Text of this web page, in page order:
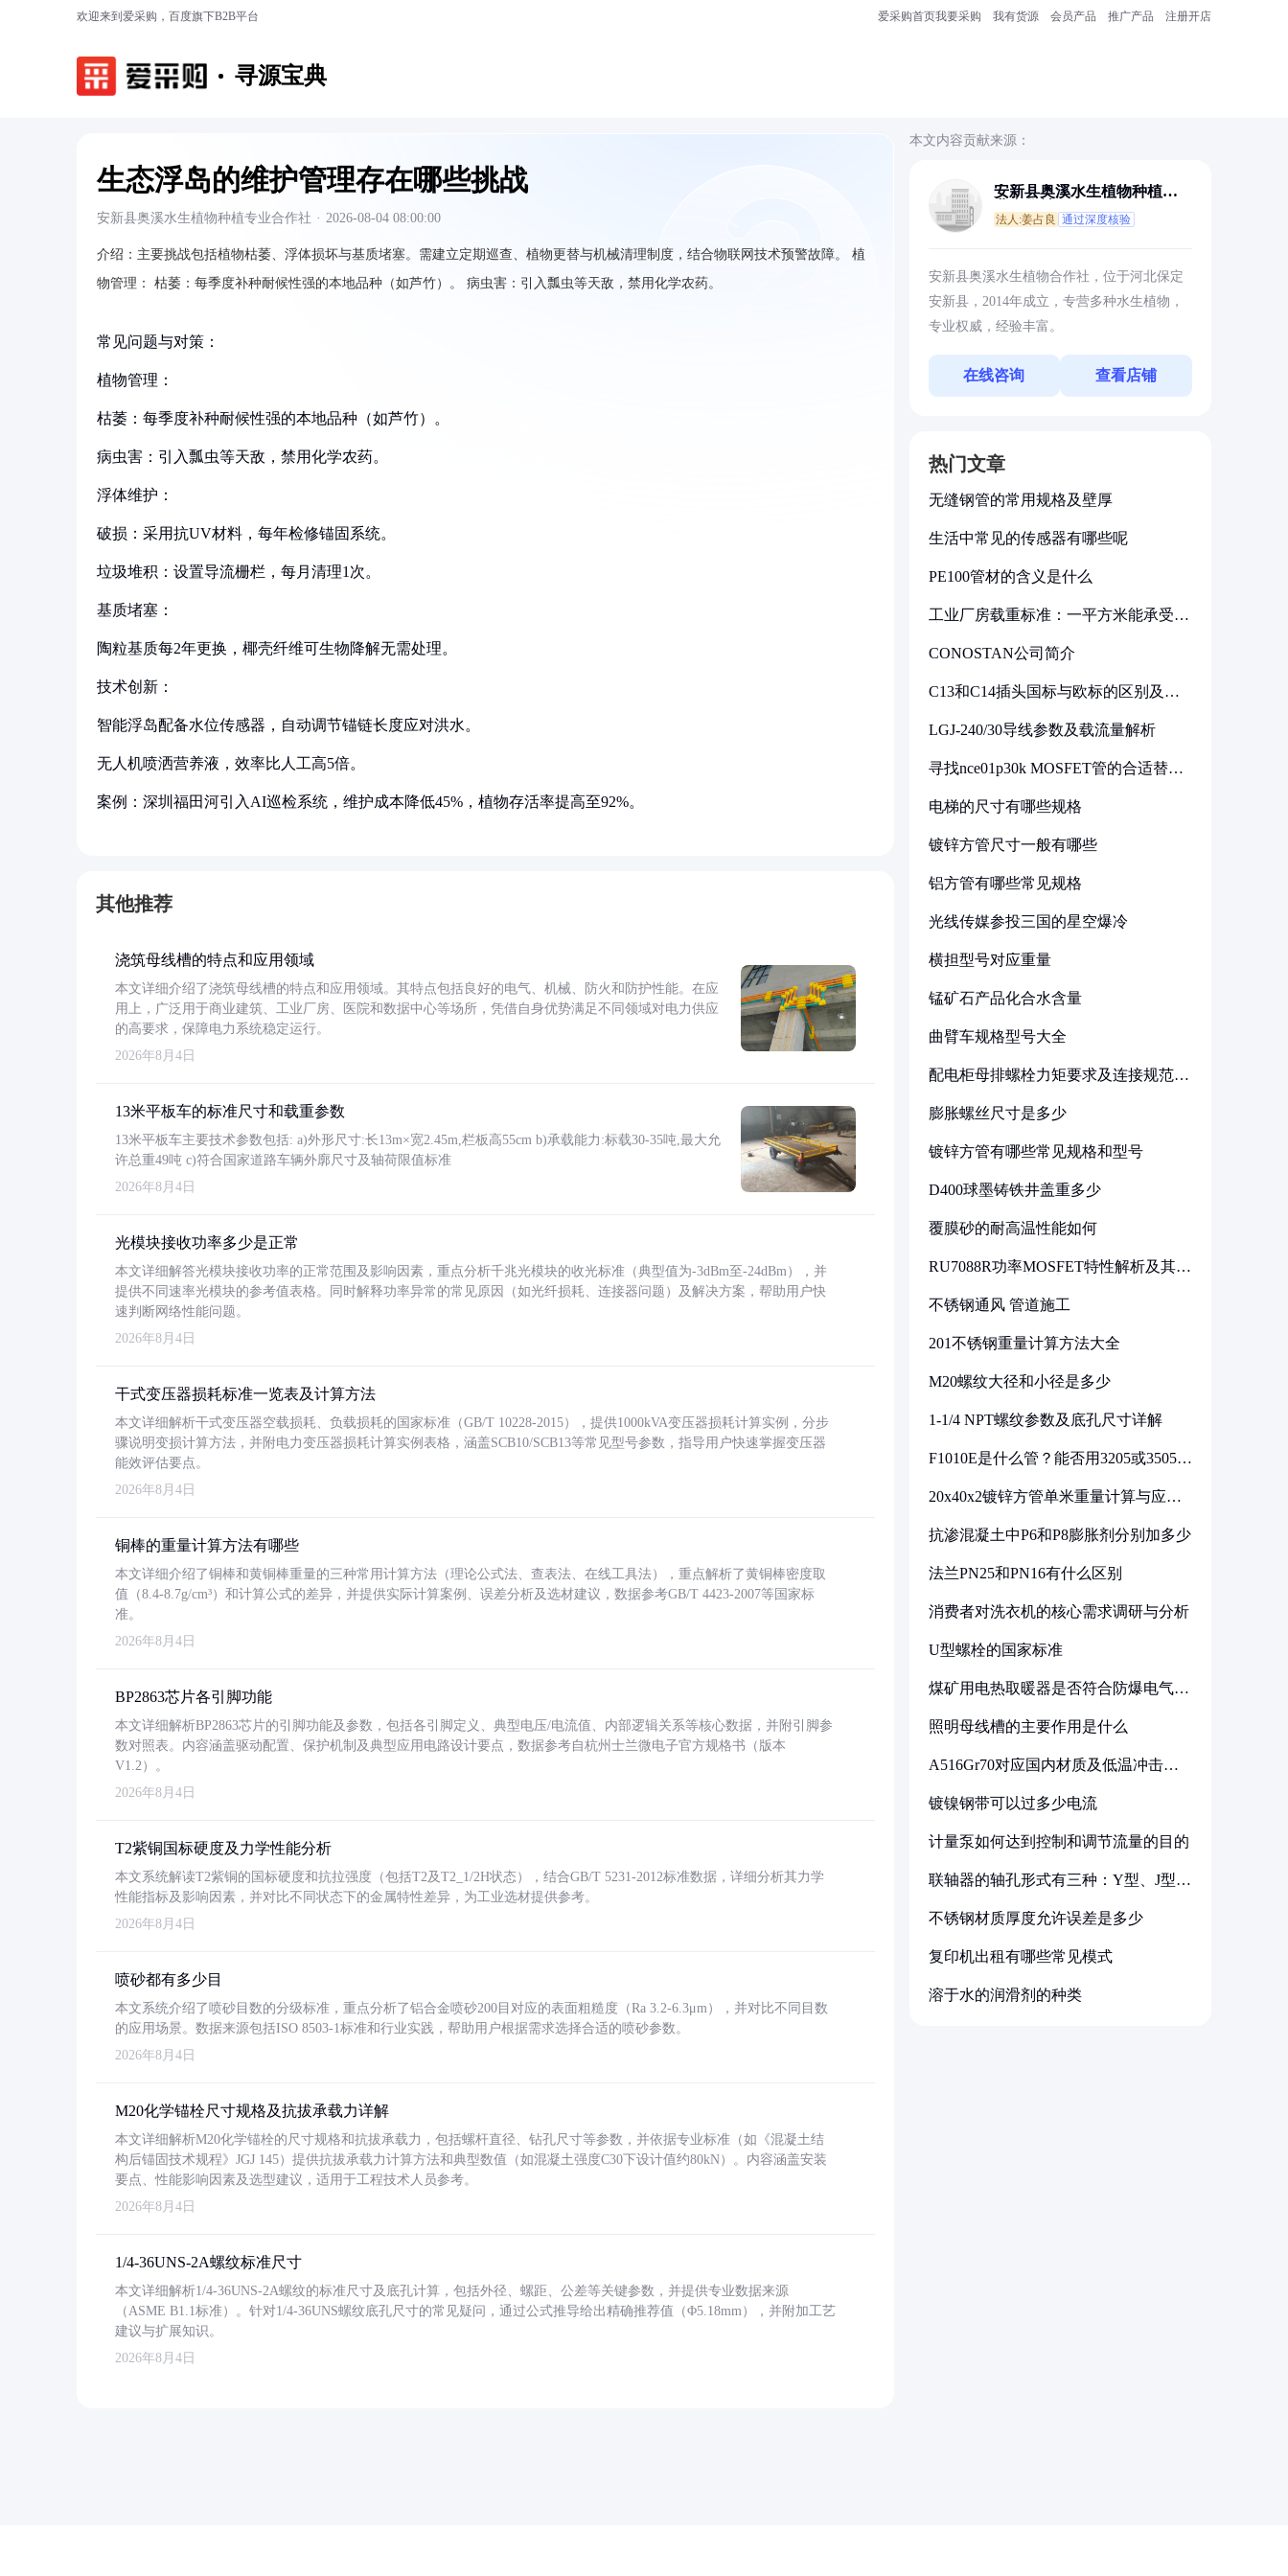
欢迎来到爱采购，百度旗下B2B平台 爱采购首页我要采购 我有货源 会员产品 推广产品 注册开店
寻源宝典
生态浮岛的维护管理存在哪些挑战
安新县奥溪水生植物种植专业合作社 · 2026-08-04 08:00:00
介绍： 主要挑战包括植物枯萎、浮体损坏与基质堵塞。需建立定期巡查、植物更替与机械清理制度，结合物联网技术预警故障。 植
物管理：
枯萎：每季度补种耐候性强的本地品种（如芦竹）。 病虫害：引入瓢虫等天敌，禁用化学农药。
常见问题与对策：
植物管理：
枯萎：每季度补种耐候性强的本地品种（如芦竹）。
病虫害：引入瓢虫等天敌，禁用化学农药。
浮体维护：
破损：采用抗UV材料，每年检修锚固系统。
垃圾堆积：设置导流栅栏，每月清理1次。
基质堵塞：
陶粒基质每2年更换，椰壳纤维可生物降解无需处理。
技术创新：
智能浮岛配备水位传感器，自动调节锚链长度应对洪水。
无人机喷洒营养液，效率比人工高5倍。
案例：深圳福田河引入AI巡检系统，维护成本降低45%，植物存活率提高至92%。
其他推荐
浇筑母线槽的特点和应用领域
本文详细介绍了浇筑母线槽的特点和应用领域。其特点包括良好的电气、机械、防火和防护性能。在应
用上，广泛用于商业建筑、工业厂房、医院和数据中心等场所，凭借自身优势满足不同领域对电力供应
的高要求，保障电力系统稳定运行。
2026年8月4日
13米平板车的标准尺寸和载重参数
13米平板车主要技术参数包括: a)外形尺寸:长13m×宽2.45m,栏板高55cm b)承载能力:标载30-35吨,最大允
许总重49吨 c)符合国家道路车辆外廓尺寸及轴荷限值标准
2026年8月4日
光模块接收功率多少是正常
本文详细解答光模块接收功率的正常范围及影响因素，重点分析千兆光模块的收光标准（典型值为-3dBm至-24dBm），并
提供不同速率光模块的参考值表格。同时解释功率异常的常见原因（如光纤损耗、连接器问题）及解决方案，帮助用户快
速判断网络性能问题。
2026年8月4日
干式变压器损耗标准一览表及计算方法
本文详细解析干式变压器空载损耗、负载损耗的国家标准（GB/T 10228-2015），提供1000kVA变压器损耗计算实例，分步
骤说明变损计算方法，并附电力变压器损耗计算实例表格，涵盖SCB10/SCB13等常见型号参数，指导用户快速掌握变压器
能效评估要点。
2026年8月4日
铜棒的重量计算方法有哪些
本文详细介绍了铜棒和黄铜棒重量的三种常用计算方法（理论公式法、查表法、在线工具法），重点解析了黄铜棒密度取
值（8.4-8.7g/cm³）和计算公式的差异，并提供实际计算案例、误差分析及选材建议，数据参考GB/T 4423-2007等国家标
准。
2026年8月4日
BP2863芯片各引脚功能
本文详细解析BP2863芯片的引脚功能及参数，包括各引脚定义、典型电压/电流值、内部逻辑关系等核心数据，并附引脚参
数对照表。内容涵盖驱动配置、保护机制及典型应用电路设计要点，数据参考自杭州士兰微电子官方规格书（版本
V1.2）。
2026年8月4日
T2紫铜国标硬度及力学性能分析
本文系统解读T2紫铜的国标硬度和抗拉强度（包括T2及T2_1/2H状态），结合GB/T 5231-2012标准数据，详细分析其力学
性能指标及影响因素，并对比不同状态下的金属特性差异，为工业选材提供参考。
2026年8月4日
喷砂都有多少目
本文系统介绍了喷砂目数的分级标准，重点分析了铝合金喷砂200目对应的表面粗糙度（Ra 3.2-6.3μm），并对比不同目数
的应用场景。数据来源包括ISO 8503-1标准和行业实践，帮助用户根据需求选择合适的喷砂参数。
2026年8月4日
M20化学锚栓尺寸规格及抗拔承载力详解
本文详细解析M20化学锚栓的尺寸规格和抗拔承载力，包括螺杆直径、钻孔尺寸等参数，并依据专业标准（如《混凝土结
构后锚固技术规程》JGJ 145）提供抗拔承载力计算方法和典型数值（如混凝土强度C30下设计值约80kN）。内容涵盖安装
要点、性能影响因素及选型建议，适用于工程技术人员参考。
2026年8月4日
1/4-36UNS-2A螺纹标准尺寸
本文详细解析1/4-36UNS-2A螺纹的标准尺寸及底孔计算，包括外径、螺距、公差等关键参数，并提供专业数据来源
（ASME B1.1标准）。针对1/4-36UNS螺纹底孔尺寸的常见疑问，通过公式推导给出精确推荐值（Φ5.18mm），并附加工艺
建议与扩展知识。
2026年8月4日
本文内容贡献来源：
安新县奥溪水生植物种植专
法人:姜占良 通过深度核验
安新县奥溪水生植物合作社，位于河北保定
安新县，2014年成立，专营多种水生植物，
专业权威，经验丰富。
在线咨询 查看店铺
热门文章
无缝钢管的常用规格及壁厚
生活中常见的传感器有哪些呢
PE100管材的含义是什么
工业厂房载重标准：一平方米能承受多
CONOSTAN公司简介
C13和C14插头国标与欧标的区别及其
LGJ-240/30导线参数及载流量解析
寻找nce01p30k MOSFET管的合适替代
电梯的尺寸有哪些规格
镀锌方管尺寸一般有哪些
铝方管有哪些常见规格
光线传媒参投三国的星空爆冷
横担型号对应重量
锰矿石产品化合水含量
曲臂车规格型号大全
配电柜母排螺栓力矩要求及连接规范详
膨胀螺丝尺寸是多少
镀锌方管有哪些常见规格和型号
D400球墨铸铁井盖重多少
覆膜砂的耐高温性能如何
RU7088R功率MOSFET特性解析及其在
不锈钢通风 管道施工
201不锈钢重量计算方法大全
M20螺纹大径和小径是多少
1-1/4 NPT螺纹参数及底孔尺寸详解
F1010E是什么管？能否用3205或3505代
20x40x2镀锌方管单米重量计算与应用
抗渗混凝土中P6和P8膨胀剂分别加多少
法兰PN25和PN16有什么区别
消费者对洗衣机的核心需求调研与分析
U型螺栓的国家标准
煤矿用电热取暖器是否符合防爆电气设
照明母线槽的主要作用是什么
A516Gr70对应国内材质及低温冲击要
镀镍钢带可以过多少电流
计量泵如何达到控制和调节流量的目的
联轴器的轴孔形式有三种：Y型、J型、
不锈钢材质厚度允许误差是多少
复印机出租有哪些常见模式
溶于水的润滑剂的种类